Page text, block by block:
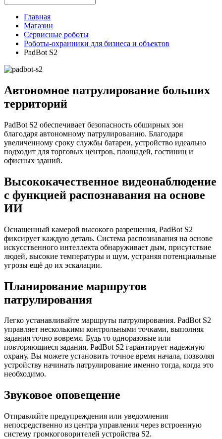
Главная
Магазин
Сервисные роботы
Роботы-охранники для бизнеса и объектов
PadBot S2
Автономное патрулирование больших
территорий
PadBot S2 обеспечивает безопасность обширных зон
благодаря автономному патрулированию. Благодаря
увеличенному сроку службы батареи, устройство идеально
подходит для торговых центров, площадей, гостиниц и
офисных зданий.
Высококачественное видеонаблюдение
с функцией распознавания на основе
ИИ
Оснащенный камерой высокого разрешения, PadBot S2
фиксирует каждую деталь. Система распознавания на основе
искусственного интеллекта обнаруживает дым, присутствие
людей, высокие температуры и шум, устраняя потенциальные
угрозы ещё до их эскалации.
Планирование маршрутов
патрулирования
Легко устанавливайте маршруты патрулирования. PadBot S2
управляет несколькими контрольными точками, выполняя
задания точно вовремя. Будь то одноразовые или
повторяющиеся задания, PadBot S2 гарантирует надежную
охрану. Вы можете установить точное время начала, позволяя
устройству начинать патрулирование именно тогда, когда это
необходимо.
Звуковое оповещение
Отправляйте предупреждения или уведомления
непосредственно из центра управления через встроенную
систему громкоговорителей устройства S2.